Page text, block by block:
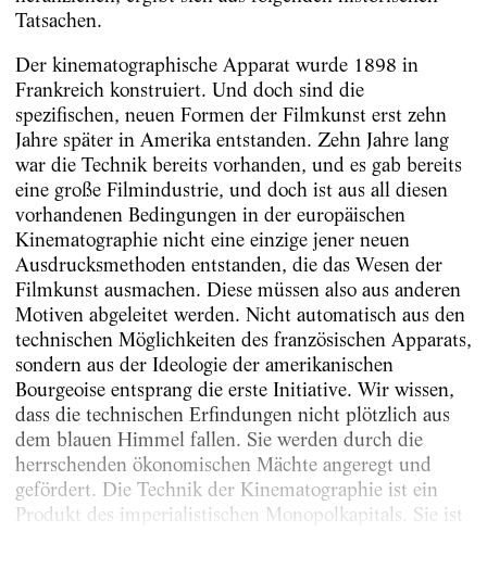
Tatsachen.
Der kinematographische Apparat wurde 1898 in
Frankreich konstruiert. Und doch sind die
spezifischen, neuen Formen der Filmkunst erst zehn
Jahre später in Amerika entstanden. Zehn Jahre lang
war die Technik bereits vorhanden, und es gab bereits
eine große Filmindustrie, und doch ist aus all diesen
vorhandenen Bedingungen in der europäischen
Kinematographie nicht eine einzige jener neuen
Ausdrucksmethoden entstanden, die das Wesen der
Filmkunst ausmachen. Diese müssen also aus anderen
Motiven abgeleitet werden. Nicht automatisch aus den
technischen Möglichkeiten des französischen Apparats,
sondern aus der Ideologie der amerikanischen
Bourgeoise entsprang die erste Initiative. Wir wissen,
dass die technischen Erfindungen nicht plötzlich aus
dem blauen Himmel fallen. Sie werden durch die
herrschenden ökonomischen Mächte angeregt und
gefördert. Die Technik der Kinematographie ist ein
Produkt des imperialistischen Monopolkapitals. Sie ist